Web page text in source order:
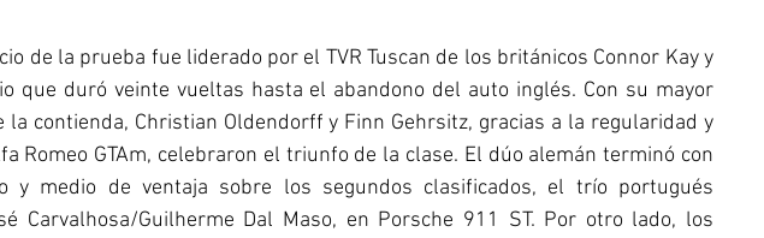
de la prueba fue liderado por el TVR Tuscan de los británicos Connor Kay y
que duró veinte vueltas hasta el abandono del auto inglés. Con su mayor
la contienda, Christian Oldendorff y Finn Gehrsitz, gracias a la regularidad y
Romeo GTAm, celebraron el triunfo de la clase. El dúo alemán terminó con
y medio de ventaja sobre los segundos clasificados, el trío portugués
Carvalhosa/Guilherme Dal Maso, en Porsche 911 ST. Por otro lado, los